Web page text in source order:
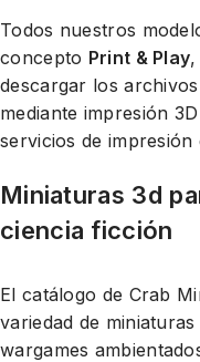
Todos nuestros
concepto Print & Play
descargar los
mediante impresión
servicios de impresión
Miniaturas 3d
ciencia ficción
El catálogo de Crab
variedad de
wargames